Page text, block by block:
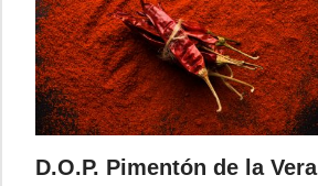
D.O.P. Pimentón de la Vera